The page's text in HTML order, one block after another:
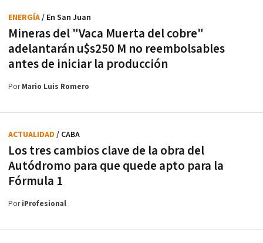
Mineras del "Vaca Muerta del cobre"
adelantarán u$s250 M no reembolsables
antes de iniciar la producción
ENERGÍA/ En San Juan
PorMario Luis Romero
Los tres cambios clave de la obra del
Autódromo para que quede apto para la
Fórmula 1
ACTUALIDAD / CABA
PoriProfesional